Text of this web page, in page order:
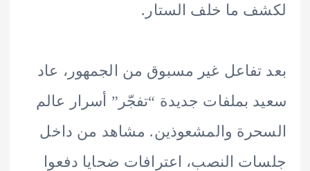
ما خلف الستار.
تفاعل غير مسبوق من الجمهور، عاد
بملفات جديدة “تفجّر” أسرار عالم
والمشعوذين. مشاهد من داخل
النصب، اعترافات ضحايا دفعوا